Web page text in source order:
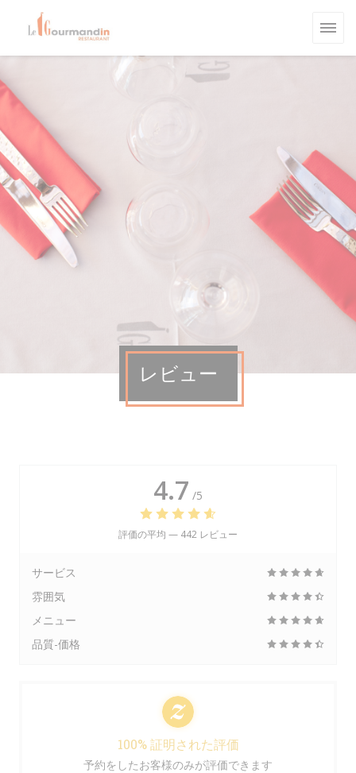
レビュー
4.7 /5
評価の平均 — 442 レビュー
サービス
雰囲気
メニュー
品質-価格
100% 証明された評価
予約をしたお客様のみが評価できます